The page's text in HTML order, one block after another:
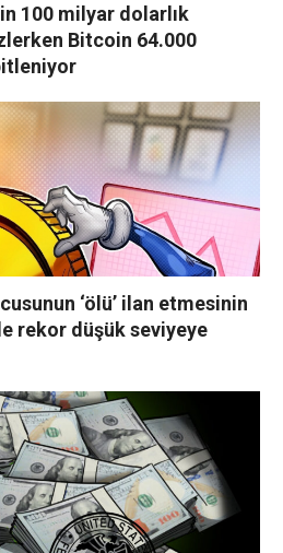
100 milyar dolarlık
Bitcoin 64.000
‘ölü’ ilan etmesinin
rekor düşük seviyeye